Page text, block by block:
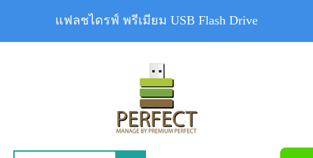
แฟลชไดรฟ์ พรีเมียม USB Flash Drive